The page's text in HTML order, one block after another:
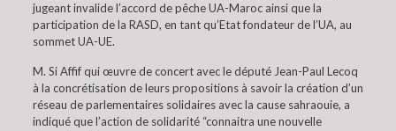
jugeant invalide l’accord de pêche UA-Maroc ainsi que la
participation de la RASD, en tant qu’Etat fondateur de l’UA, au
sommet UA-UE.
M. Si Affif qui œuvre de concert avec le député Jean-Paul Lecoq
à la concrétisation de leurs propositions à savoir la création d’un
réseau de parlementaires solidaires avec la cause sahraouie, a
indiqué que l’action de solidarité “connaitra une nouvelle